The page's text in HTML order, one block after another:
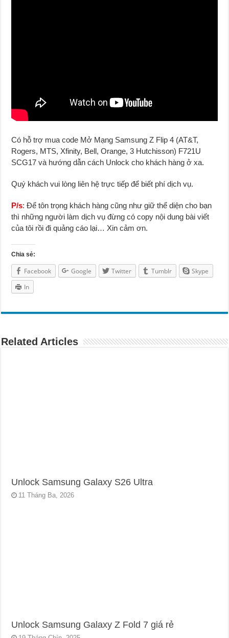
Có hỗ trợ mua code Mở Mạng Samsung Z Flip 4 (AT&T,
Rogers, MTS, Xfinity, Bell, Orange, 3 Hutchisson) F721U
SCG17 và hướng dẫn cách Unlock cho khách hàng ở xa.
Quý khách vui lòng liên hệ trực tiếp để biết phí dịch vụ.
P/s: Để tôn trọng khách hàng cũng như giữ thể diện cho bạn
thì những người làm dịch vụ đừng có copy nội dung bài viết
của tôi rồi đi quảng cáo lại… Xin cảm ơn.
Chia sẻ:
Facebook Google Twitter Tumblr
Skype
In
Related Articles
Unlock Samsung Galaxy S26 Ultra
11 Tháng Ba, 2026
Unlock Samsung Galaxy Z Fold 7 giá rẻ